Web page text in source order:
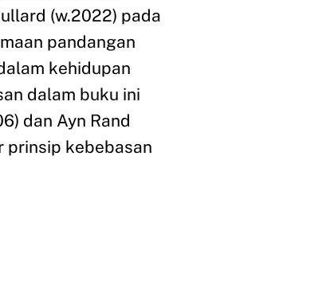
(w.2022) pada
pandangan
kehidupan
dalam buku ini
dan Ayn Rand
prinsip kebebasan